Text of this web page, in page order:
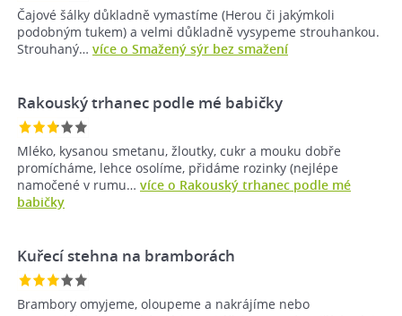
Čajové šálky důkladně vymastíme (Herou či jakýmkoli
podobným tukem) a velmi důkladně vysypeme strouhankou.
Strouhaný… více o Smažený sýr bez smažení
Rakouský trhanec podle mé babičky
Mléko, kysanou smetanu, žloutky, cukr a mouku dobře
promícháme, lehce osolíme, přidáme rozinky (nejlépe
namočené v rumu… více o Rakouský trhanec podle mé
babičky
Kuřecí stehna na bramborách
Brambory omyjeme, oloupeme a nakrájíme nebo